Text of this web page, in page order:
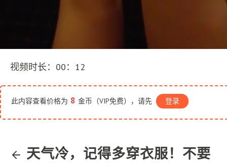
视频时长：00：12
此内容查看价格为 8 金币（VIP免费），请先 登录
天气冷，记得多穿衣服！不要